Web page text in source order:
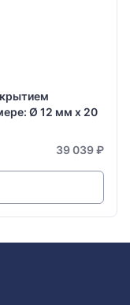
Ø 12 мм х 20
39 039 ₽